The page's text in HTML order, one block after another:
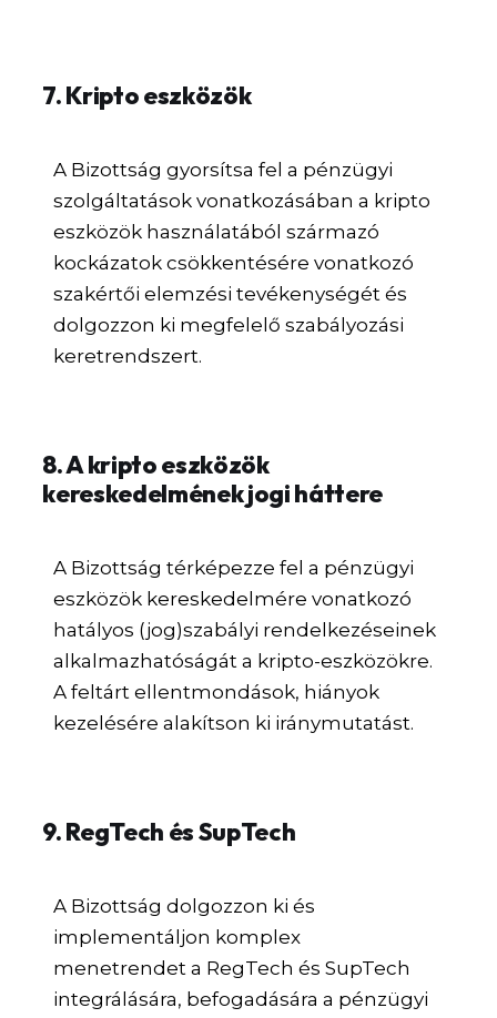
7. Kripto eszközök
A Bizottság gyorsítsa fel a pénzügyi
szolgáltatások vonatkozásában a kripto
eszközök használatából származó
kockázatok csökkentésére vonatkozó
szakértői elemzési tevékenységét és
dolgozzon ki megfelelő szabályozási
keretrendszert.
8. A kripto eszközök
kereskedelmének jogi háttere
A Bizottság térképezze fel a pénzügyi
eszközök kereskedelmére vonatkozó
hatályos (jog)szabályi rendelkezéseinek
alkalmazhatóságát a kripto-eszközökre.
A feltárt ellentmondások, hiányok
kezelésére alakítson ki iránymutatást.
9. RegTech és SupTech
A Bizottság dolgozzon ki és
implementáljon komplex
menetrendet a RegTech és SupTech
integrálására, befogadására a pénzügyi